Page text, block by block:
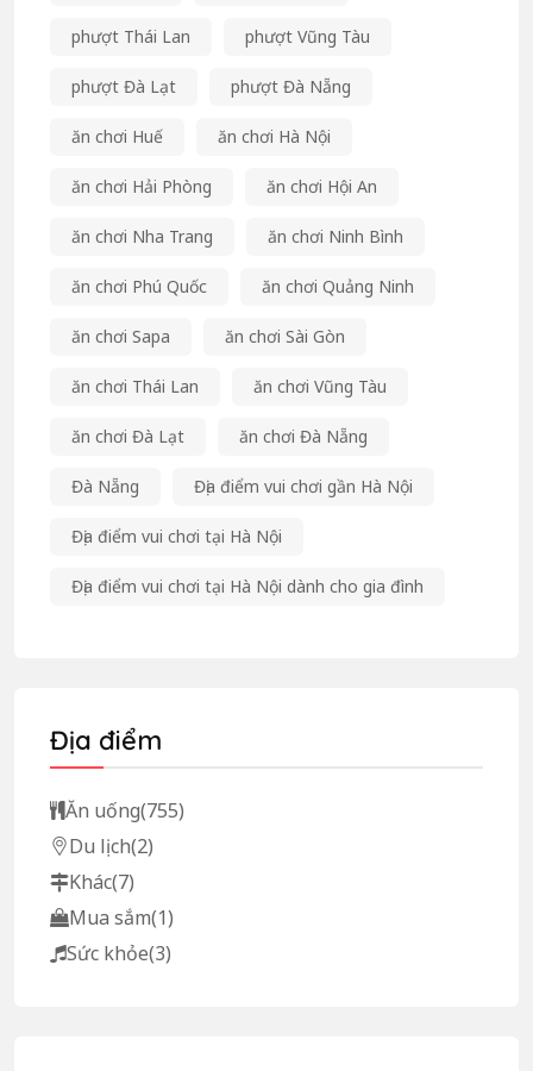
phượt Thái Lan phượt Vũng Tàu
phượt Đà Lạt phượt Đà Nẵng
ăn chơi Huế ăn chơi Hà Nội
ăn chơi Hải Phòng ăn chơi Hội An
ăn chơi Nha Trang ăn chơi Ninh Bình
ăn chơi Phú Quốc ăn chơi Quảng Ninh
ăn chơi Sapa ăn chơi Sài Gòn
ăn chơi Thái Lan ăn chơi Vũng Tàu
ăn chơi Đà Lạt ăn chơi Đà Nẵng
Đà Nẵng Địa điểm vui chơi gần Hà Nội
Địa điểm vui chơi tại Hà Nội
Địa điểm vui chơi tại Hà Nội dành cho gia đình
Địa điểm
Ăn uống(755)
Du lịch(2)
Khác(7)
Mua sắm(1)
Sức khỏe(3)